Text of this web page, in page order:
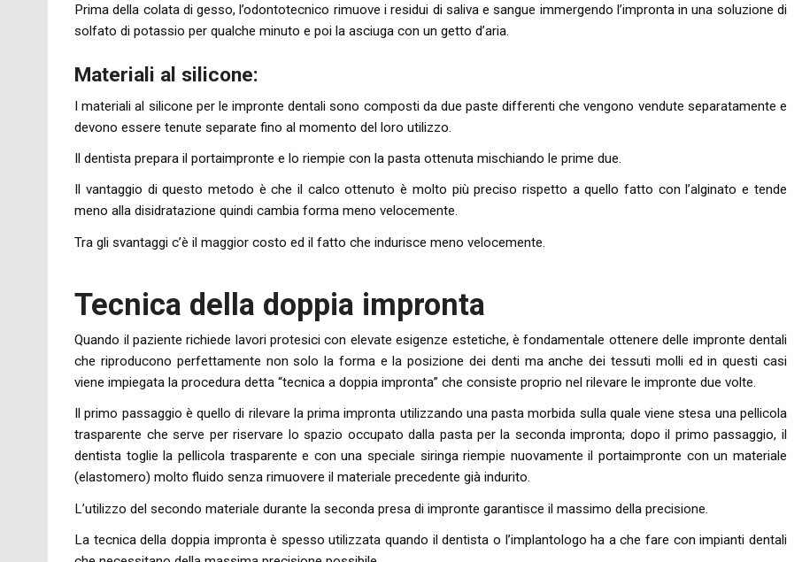
Prima della colata di gesso, l’odontotecnico rimuove i residui di saliva e sangue immergendo l’impronta in una soluzione di
solfato di potassio per qualche minuto e poi la asciuga con un getto d’aria.
Materiali al silicone:
I materiali al silicone per le impronte dentali sono composti da due paste differenti che vengono vendute separatamente e
devono essere tenute separate fino al momento del loro utilizzo.
Il dentista prepara il portaimpronte e lo riempie con la pasta ottenuta mischiando le prime due.
Il vantaggio di questo metodo è che il calco ottenuto è molto più preciso rispetto a quello fatto con l’alginato e tende
meno alla disidratazione quindi cambia forma meno velocemente.
Tra gli svantaggi c’è il maggior costo ed il fatto che indurisce meno velocemente.
Tecnica della doppia impronta
Quando il paziente richiede lavori protesici con elevate esigenze estetiche, è fondamentale ottenere delle impronte dentali
che riproducono perfettamente non solo la forma e la posizione dei denti ma anche dei tessuti molli ed in questi casi
viene impiegata la procedura detta “tecnica a doppia impronta” che consiste proprio nel rilevare le impronte due volte.
Il primo passaggio è quello di rilevare la prima impronta utilizzando una pasta morbida sulla quale viene stesa una pellicola
trasparente che serve per riservare lo spazio occupato dalla pasta per la seconda impronta; dopo il primo passaggio, il
dentista toglie la pellicola trasparente e con una speciale siringa riempie nuovamente il portaimpronte con un materiale
(elastomero) molto fluido senza rimuovere il materiale precedente già indurito.
L’utilizzo del secondo materiale durante la seconda presa di impronte garantisce il massimo della precisione.
La tecnica della doppia impronta è spesso utilizzata quando il dentista o l’implantologo ha a che fare con impianti dentali